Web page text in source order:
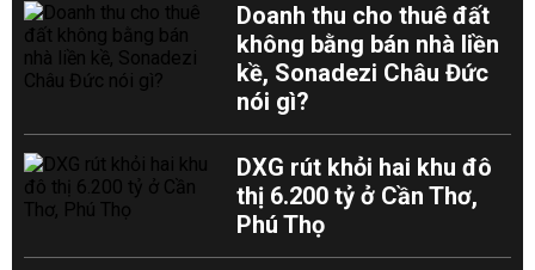
Doanh thu cho thuê đất
không bằng bán nhà liền
kề, Sonadezi Châu Đức
nói gì?
DXG rút khỏi hai khu đô
thị 6.200 tỷ ở Cần Thơ,
Phú Thọ